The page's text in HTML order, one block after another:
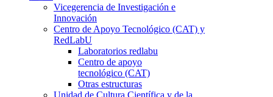
Vicegerencia de Investigación e
Innovación
Centro de Apoyo Tecnológico (CAT) y
RedLabU
Laboratorios redlabu
Centro de apoyo
tecnológico (CAT)
Otras estructuras